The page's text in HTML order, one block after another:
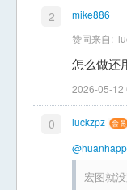
2
mike886
赞同来自:
怎么做还
2026-05-12
0
luckzpz
宏图就